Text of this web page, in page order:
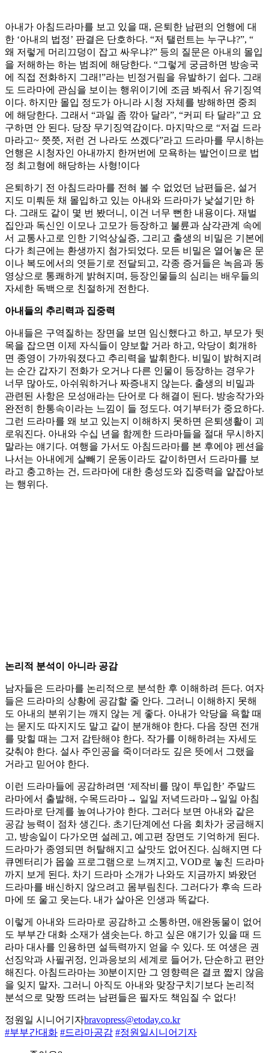
아내가 아침드라마를 보고 있을 때, 은퇴한 남편의 언행에 대
한 ‘아내의 법정’ 판결은 단호하다. “저 탤런트는 누구냐?”, “
왜 저렇게 머리끄덩이 잡고 싸우냐?” 등의 질문은 아내의 몰입
을 저해하는 하는 범죄에 해당한다. “그렇게 궁금하면 방송국
에 직접 전화하지 그래!”라는 빈정거림을 유발하기 쉽다. 그래
도 드라마에 관심을 보이는 행위이기에 조금 봐줘서 유기징역
이다. 하지만 몰입 정도가 아니라 시청 자체를 방해하면 중죄
에 해당한다. 그래서 “과일 좀 깎아 달라”, “커피 타 달라”고 요
구하면 안 된다. 당장 무기징역감이다. 마지막으로 “저걸 드라
마라고~ 쯧쯧, 저런 건 나라도 쓰겠다”라고 드라마를 무시하는
언행은 시청자인 아내까지 한꺼번에 모욕하는 발언이므로 법
정 최고형에 해당하는 사형!이다
은퇴하기 전 아침드라마를 전혀 볼 수 없었던 남편들은, 설거
지도 미뤄둔 채 몰입하고 있는 아내와 드라마가 낯설기만 하
다. 그래도 같이 몇 번 봤더니, 이건 너무 뻔한 내용이다. 재벌
집안과 독신인 이모나 고모가 등장하고 불륜과 삼각관계 속에
서 교통사고로 인한 기억상실증, 그리고 출생의 비밀은 기본에
다가 최근에는 환생까지 첨가되었다. 모든 비밀은 열어놓은 문
이나 복도에서의 엿듣기로 전달되고, 각종 증거들은 녹음과 동
영상으로 통쾌하게 밝혀지며, 등장인물들의 심리는 배우들의
자세한 독백으로 친절하게 전한다.
아내들의 추리력과 집중력
아내들은 구역질하는 장면을 보면 임신했다고 하고, 부모가 뒷
목을 잡으면 이제 자식들이 양보할 거라 하고, 악당이 회개하
면 종영이 가까워졌다고 추리력을 발휘한다. 비밀이 밝혀지려
는 순간 갑자기 전화가 오거나 다른 인물이 등장하는 경우가
너무 많아도, 아쉬워하거나 짜증내지 않는다. 출생의 비밀과
관련된 사항은 모성애라는 단어로 다 해결이 된다. 방송작가와
완전히 한통속이라는 느낌이 들 정도다. 여기부터가 중요하다.
그런 드라마를 왜 보고 있는지 이해하지 못하면 은퇴생활이 괴
로워진다. 아내와 수십 년을 함께한 드라마들을 절대 무시하지
말라는 얘기다. 여행을 가서도 아침드라마를 본 후에야 펜션을
나서는 아내에게 살빼기 운동이라도 같이하면서 드라마를 보
라고 충고하는 건, 드라마에 대한 충성도와 집중력을 얕잡아보
는 행위다.
논리적 분석이 아니라 공감
남자들은 드라마를 논리적으로 분석한 후 이해하려 든다. 여자
들은 드라마의 상황에 공감할 줄 안다. 그러니 이해하지 못해
도 아내의 분위기는 깨지 않는 게 좋다. 아내가 악당을 욕할 때
는 묻지도 따지지도 말고 같이 분개해야 한다. 다음 장면 전개
를 맞힐 때는 그저 감탄해야 한다. 작가를 이해하려는 자세도
갖춰야 한다. 설사 주인공을 죽이더라도 깊은 뜻에서 그랬을
거라고 믿어야 한다.
이런 드라마들에 공감하려면 ‘제작비를 많이 투입한’ 주말드
라마에서 출발해, 수목드라마→ 일일 저녁드라마→일일 아침
드라마로 단계를 높여나가야 한다. 그러다 보면 아내와 같은
공감 능력이 점차 생긴다. 초기단계에선 다음 회차가 궁금해지
고, 방송일이 다가오면 설레고, 예고편 장면도 기억하게 된다.
드라마가 종영되면 허탈해지고 살맛도 없어진다. 심해지면 다
큐멘터리가 몹쓸 프로그램으로 느껴지고, VOD로 놓친 드라마
까지 보게 된다. 차기 드라마 소개가 나와도 지금까지 봐왔던
드라마를 배신하지 않으려고 몸부림친다. 그러다가 후속 드라
마에 또 울고 웃는다. 내가 살아온 인생과 똑같다.
이렇게 아내와 드라마로 공감하고 소통하면, 애완동물이 없어
도 부부간 대화 소재가 샘솟는다. 하고 싶은 얘기가 있을 때 드
라마 대사를 인용하면 설득력까지 얻을 수 있다. 또 여생은 권
선징악과 사필귀정, 인과응보의 세계로 들어가, 단순하고 편안
해진다. 아침드라마는 30분이지만 그 영향력은 결코 짧지 않음
을 잊지 말자. 그러니 아직도 아내와 맞장구치기보다 논리적
분석으로 맞짱 뜨려는 남편들은 필자도 책임질 수 없다!
정원일 시니어기자bravopress@etoday.co.kr
#부부간대화 #드라마공감 #정원일시니어기자